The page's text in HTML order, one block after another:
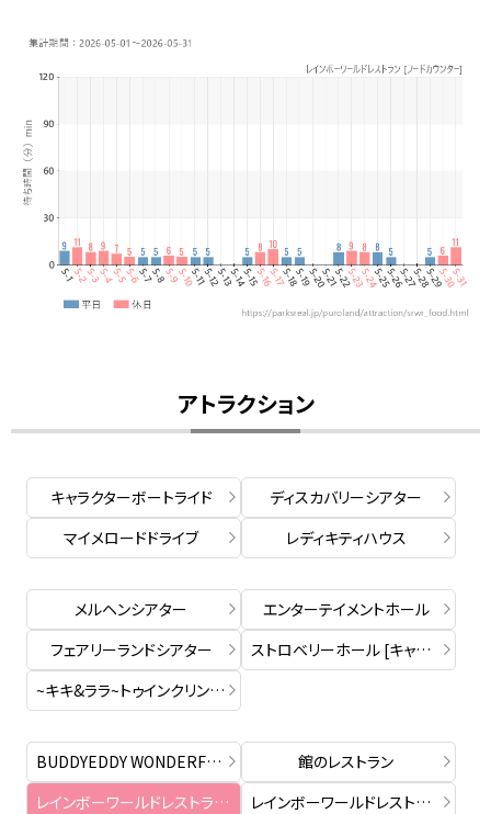
アトラクション
キャラクターボートライド
ディスカバリーシアター
マイメロードドライブ
レディキティハウス
メルヘンシアター
エンターテイメントホール
フェアリーランドシアター
ストロベリーホール [キャラグリレジデンス]
~キキ&ララ~トゥインクリングツアｰ
BUDDYEDDY WONDERFUL CLUB
館のレストラン
レインボーワールドレストラン [フードカウンター]
レインボーワールドレストラン [スイーツカウンター]